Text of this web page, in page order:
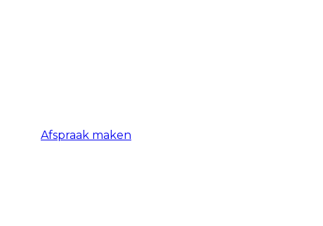
Afspraak maken